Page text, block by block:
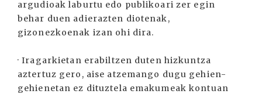
argudioak laburtu edo publikoari zer egin
behar duen adierazten diotenak,
gizonezkoenak izan ohi dira.
· Iragarkietan erabiltzen duten hizkuntza
aztertuz gero, aise atzemango dugu gehien-
gehienetan ez dituztela emakumeak kontuan